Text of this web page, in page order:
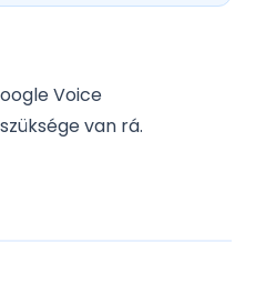
Voice
van rá.